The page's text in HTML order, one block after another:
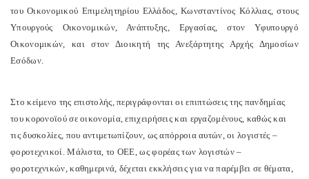
του Οικονομικού Επιμελητηρίου Ελλάδος, Κωνσταντίνος Κόλλιας, στους
Υπουργούς Οικονομικών, Ανάπτυξης, Εργασίας, στον Υφυπουργό
Οικονομικών, και στον Διοικητή της Ανεξάρτητης Αρχής Δημοσίων
Εσόδων.
Στο κείμενο της επιστολής, περιγράφονται οι επιπτώσεις της πανδημίας
του κορονοϊού σε οικονομία, επιχειρήσεις και εργαζομένους, καθώς και
τις δυσκολίες, που αντιμετωπίζουν, ως απόρροια αυτών, οι λογιστές –
φοροτεχνικοί. Μάλιστα, το ΟΕΕ, ως φορέας των λογιστών –
φοροτεχνικών, καθημερινά, δέχεται εκκλήσεις για να παρέμβει σε θέματα,